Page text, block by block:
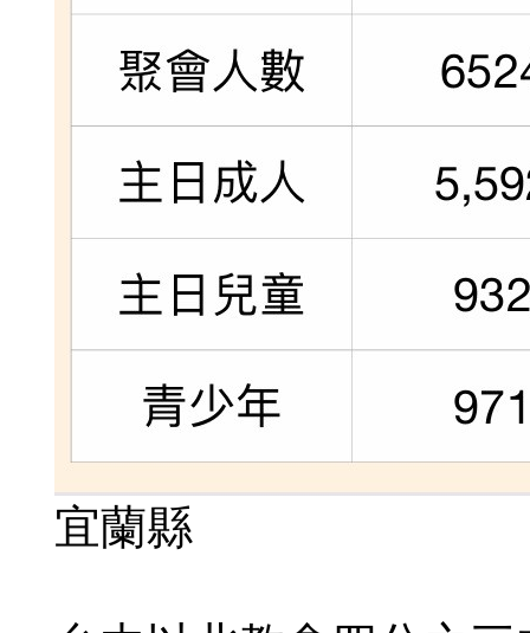
宜蘭縣